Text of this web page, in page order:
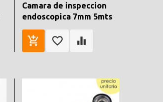
Camara de inspeccion
endoscopica 7mm 5mts